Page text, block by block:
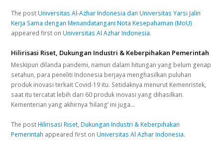
The post Universitas Al-Azhar Indonesia dan Universitas Yarsi Jalin
Kerja Sama dengan Menandatangani Nota Kesepahaman (MoU)
appeared first on Universitas Al Azhar Indonesia.
Hilirisasi Riset, Dukungan Industri & Keberpihakan Pemerintah
Meskipun dilanda pandemi, namun dalam hitungan yang belum genap
setahun, para peneliti Indonesia berjaya menghasilkan puluhan
produk inovasi terkait Covid-19 itu. Setidaknya menurut Kemenristek,
saat itu tercatat lebih dari 60 produk inovasi yang dihasilkan.
Kementerian yang akhirnya ‘hilang’ ini juga…
The post Hilirisasi Riset, Dukungan Industri & Keberpihakan
Pemerintah appeared first on Universitas Al Azhar Indonesia.